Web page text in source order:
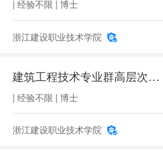
| 经验不限 | 博士
浙江建设职业技术学院
建筑工程技术专业群高层次人才2
| 经验不限 | 博士
浙江建设职业技术学院